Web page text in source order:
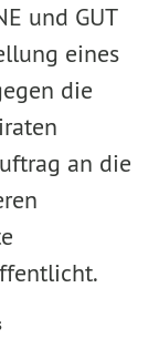
und GUT
eines
die
an die